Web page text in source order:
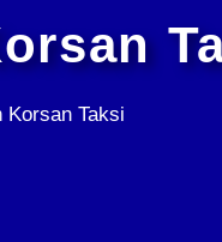
Korsan Taksi